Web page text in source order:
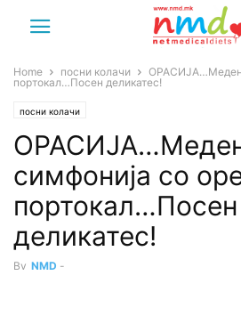
Home посни колачи
портокал…Посен деликатес!
посни колачи
симфонија со
портокал…Посен
деликатес!
By NMD -